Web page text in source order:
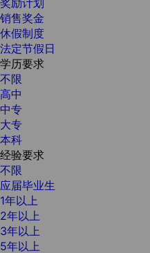
销售奖金
休假制度
法定节假日
学历要求
不限
高中
中专
大专
本科
经验要求
不限
应届毕业生
1年以上
2年以上
3年以上
5年以上